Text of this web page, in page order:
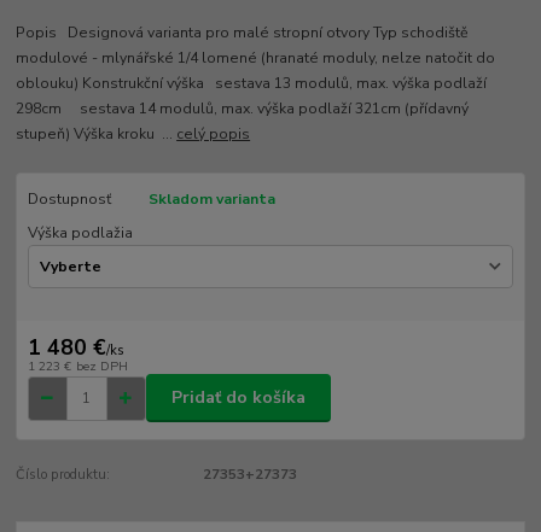
Popis Designová varianta pro malé stropní otvory Typ schodiště
modulové - mlynářské 1/4 lomené (hranaté moduly, nelze natočit do
oblouku) Konstrukční výška sestava 13 modulů, max. výška podlaží
298cm sestava 14 modulů, max. výška podlaží 321cm (přídavný
stupeň) Výška kroku ... celý popis
Dostupnosť
Skladom varianta
Výška podlažia
1 480 €/ks
1 223 € bez DPH
Pridať do košíka
Číslo produktu: 27353+27373